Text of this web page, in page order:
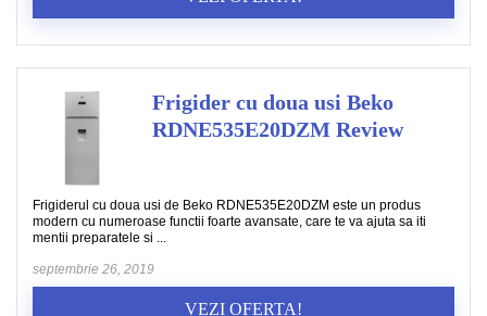
Frigider cu doua usi Beko
RDNE535E20DZM Review
Frigiderul cu doua usi de Beko RDNE535E20DZM este un produs
modern cu numeroase functii foarte avansate, care te va ajuta sa iti
mentii preparatele si ...
septembrie 26, 2019
VEZI OFERTA!